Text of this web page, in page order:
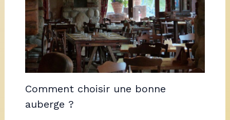
Comment choisir une bonne
auberge ?